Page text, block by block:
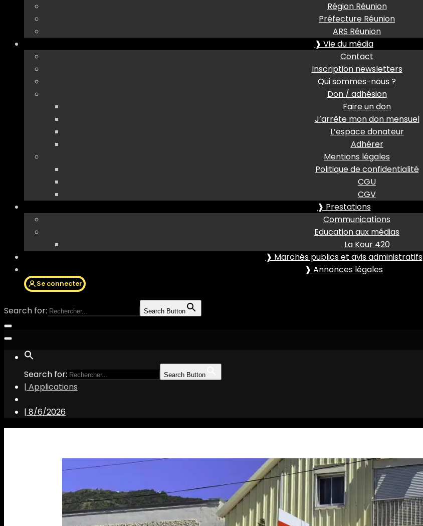
Région Réunion
Préfecture Réunion
ARS Réunion
❱ Vie du média
Contact
Inscription newsletters
Qui sommes-nous ?
Don / adhésion
Faire un don
J’arrête mon don mensuel
L’espace donateur
Adhérer
Mentions légales
Politique de confidentialité
CGU
CGV
❱ Prestations
Communications
Education aux médias
La Kour 420
❱ Marchés publics et avis administratifs
❱ Annonces légales
Se connecter
Search for: Search Button
Search for: Search Button
| Applications
| 8/6/2026